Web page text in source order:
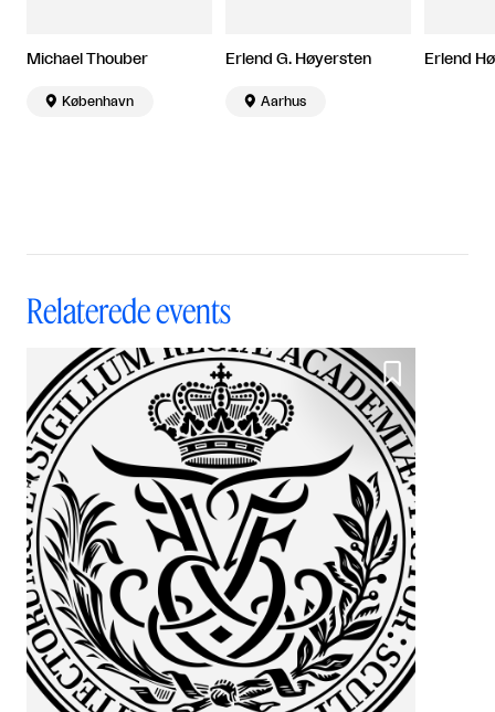
Michael Thouber
 København
Erlend G. Høyersten
 Aarhus
Erlend
Relaterede events
